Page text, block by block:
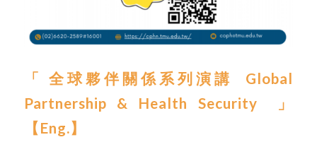
「 全球夥伴關係系列演講
Global
Partnership & Health Security
」
【 Eng.】